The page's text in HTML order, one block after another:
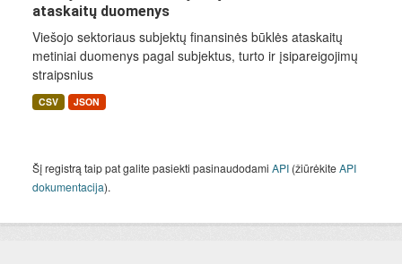
ataskaitų duomenys
Viešojo sektoriaus subjektų finansinės būklės ataskaitų
metiniai duomenys pagal subjektus, turto ir įsipareigojimų
straipsnius
CSV JSON
Šį registrą taip pat galite pasiekti pasinaudodami API (žiūrėkiteAPI
dokumentacija).